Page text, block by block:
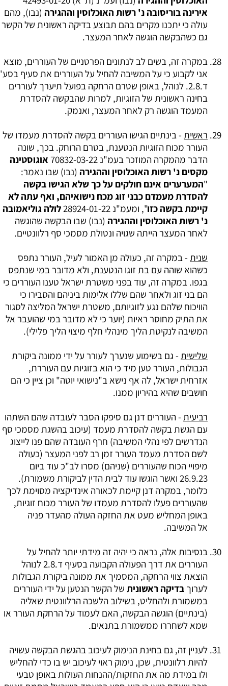
אירינה בוריסובה נ' רשות האוכלוסין וההגירה (נבו), מהם
עולה כי יתכנו מקרים בהם תבוצע בדיקה ראשונית של הקשר
גם כשהבקשה הוגשה לאחר המעצר.
במקרה זה, בשים לב לנתונים הפרטניים של העוררים, מוצא
אני לקבוע כי על המשיבה להחיל על העוררים את סעיף בסע'
ד.2.8. לנוהל, באופן שטרם הרחקה בפועל תיערך לעוררים
בחינה ראשונית של הזוגיות, למרות שהבקשה להסדרת
המעמד הוגשה רק לאחר המעצר, ואנמק.
ראשית - בינתיים הגישו העוררים בקשה להסדרת מעמדו של
העורר מכוח הזוגיות הנטענת, בטרם הרוחק. בכך, שונה
הדבר מהמקרה המוזכר בעמ"נ 70832-03-22
אוגוסטינה
מקסים נ' רשות האוכלוסין וההגירה (נבו) שבו נאמר:
"המערערים אינם חולקים על כך שלא הגישו בקשה
להסדרת מעמדם כבני זוג מכח נישואיהם, ואף עתה לא
קיימת בקשה כזו", ומעמ"נ 28924-01-22
לולה גוליאמובה
נ' רשות האוכלוסין וההגירה (נבו) שבו הבקשה שהוגשה
לאחר המעצר הייתה שגויה ונטולת מסמכי סף רלוונטיים.
שנית - במקרה זה, כעולה מן האמור לעיל, העורר נתפס
כשהוא שוהה עם בת זוגו הנטענת, ולא מדובר במי שנתפס
בגפו. במקרה זה, עוד בפני משטרת ישראל טענו העוררים כי
הם בני זוג ולאחר שהם שללו אלימות ביניהם והסבירו כי
הוויכוח שלהם נגע לזוגיותם, משטרת ישראל המליצה לסגור
את התיק מחוסר ראיות (יוער כי לא מדובר במי שהועבר אל
המשיבה לנקיטת הליך מינהלי חלף מיצוי הליך פלילי).
שלישית - גם בשימוע שנערך לעורר על ידי ממונה ביקורת
הגבולות, העורר טען מיד כי הוא בזוגיות עם העוררת,
אזרחית ישראל, לה אף נישא ב"נישואי יוטה" וכן ציין כי הם
חושבים שהיא בהיריון ממנו.
רביעית - העוררים דנן גם סיפקו הסבר לעובדה שהם השתהו
עם הגשת בקשה להסדרת מעמד (עיכוב בהשגת מסמכי סף
הנדרשים לפי נהלי המשיבה) חרף העובדה שהם פנו לייצוג
לשם הסדרת מעמד העורר זמן רב לפני המעצר (כעולה
מיפויי הכוח שהעוררים (שניהם) מסרו לב"כ עוד ביום
26.9.23 ואשר הוגשו עוד לבית הדין לביקורת משמורת).
כלומר, במקרה דנן קיימת לכאורה אינדיקציה מסוימת לכך
שהעוררים פעלו להסדרת מעמדו של העורר מכוח זוגיות,
באופן המחליש מעט את החזקה העולה מהעדר פניה
אל המשיבה.
בנסיבות אלה, נראה כי יהיה זה מידתי יותר להחיל על
העוררים את דרך הפעולה הקבועה בסעיף ד.2.8 לנוהל
הוצאת צווי הרחקה, המסמיך את ממונה ביקורת הגבולות
לערוך בדיקה ראשונית של הקשר הנטען על ידי העוררים
במשמורת ולהחליט, בשילוב הלשכה הרלוונטית שאליה
(בינתיים) הוגשה הבקשה, האם לעמוד על הרחקת העורר או
שמא לשחררו ממשמורת בתנאים.
לעניין זה, גם בחינת הנימוק לעיכוב בהגשת הבקשה עשויה
להיות רלוונטית, שכן, נימוק ראוי לעיכוב יש בו כדי להחליש
ולו במידת מה את החזקות/ההנחות העולות באופן טבעי